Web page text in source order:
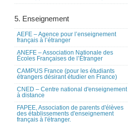
5. Enseignement
AEFE – Agence pour l’enseignement
français à l’étranger
ANEFE – Association Nationale des
Écoles Françaises de l’Étranger
CAMPUS France (pour les étudiants
étrangers désirant étudier en France)
CNED – Centre national d'enseignement
à distance
FAPEE, Association de parents d'élèves
des établissements d'enseignement
français à l'étranger.